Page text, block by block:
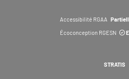
Accessibilité RGAA
Écoconception RGESN
STRATIS